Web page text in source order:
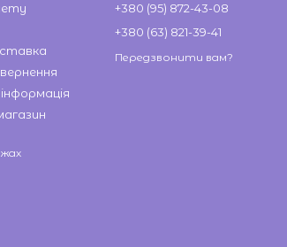
+380 (95) 872-43-08
+380 (63) 821-39-41
Передзвонити вам?